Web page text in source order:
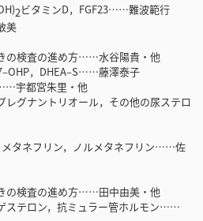
2ビタミンD，FGF23……難波範行
美
の検査の進め方……水谷陽貴・他
，DHEA‒S……藤澤泰子
宇都宮朱里・他
グナントリオール，その他の尿ステロ
タネフリン，ノルメタネフリン……佐
の検査の進め方……田中由美・他
ステロン，抗ミュラー管ホルモン……